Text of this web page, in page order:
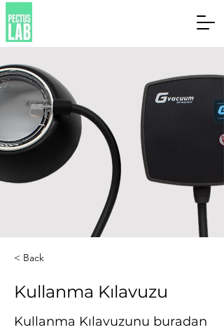
< Back
Kullanma Kılavuzu
Kullanma Kılavuzunu buradan